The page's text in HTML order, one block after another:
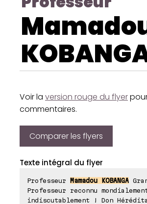
Voir la version rouge du flyer
commentaires.
Comparer les flyers
Texte intégral du flyer
Professeur Mamadou KOBANGA
Professeur reconnu
indiscutablement ! Don